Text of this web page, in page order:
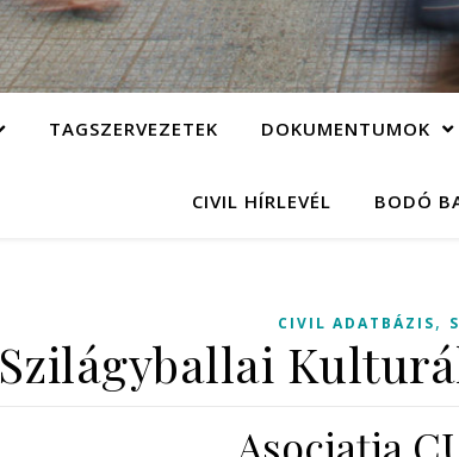
TAGSZERVEZETEK DOKUMENTUMOK
CIVIL HÍRLEVÉL BODÓ
CIVIL ADATBÁZIS,
Szilágyballai